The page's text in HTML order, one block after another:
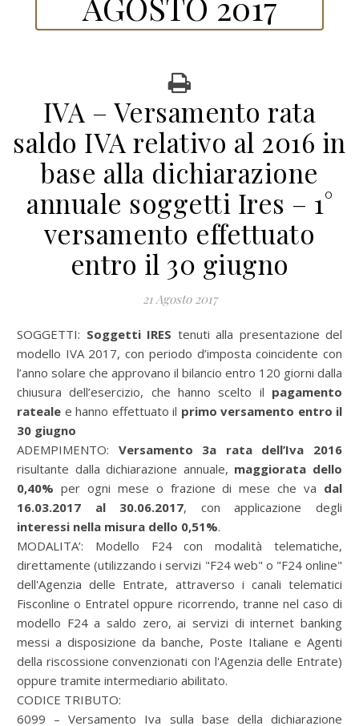
IVA – Versamento rata
saldo IVA relativo al 2016 in
base alla dichiarazione
annuale soggetti Ires – 1°
versamento effettuato
entro il 30 giugno
21 Agosto 2017
SOGGETTI: Soggetti IRES tenuti alla presentazione del
modello IVA 2017, con periodo d’imposta coincidente con
l’anno solare che approvano il bilancio entro 120 giorni dalla
chiusura dell’esercizio, che hanno scelto il pagamento
rateale e hanno effettuato il primo versamento entro il
30 giugno
ADEMPIMENTO: Versamento 3a rata dell’Iva 2016
risultante dalla dichiarazione annuale, maggiorata dello
0,40% per ogni mese o frazione di mese che va dal
16.03.2017 al 30.06.2017, con applicazione degli
interessi nella misura dello 0,51%.
MODALITA’: Modello F24 con modalità telematiche,
direttamente (utilizzando i servizi "F24 web" o "F24 online"
dell'Agenzia delle Entrate, attraverso i canali telematici
Fisconline o Entratel oppure ricorrendo, tranne nel caso di
modello F24 a saldo zero, ai servizi di internet banking
messi a disposizione da banche, Poste Italiane e Agenti
della riscossione convenzionati con l'Agenzia delle Entrate)
oppure tramite intermediario abilitato.
CODICE TRIBUTO:
6099 – Versamento Iva sulla base della dichiarazione